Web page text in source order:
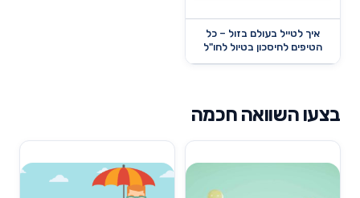
איך לטייל בעולם בזול – כל
הטיפים לחיסכון בטיול לחו"ל
בצעו השוואה חכמה